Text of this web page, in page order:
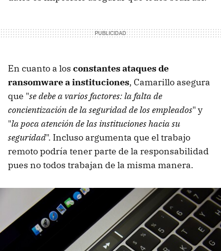
En cuanto a los constantes ataques de
ransomware a instituciones, Camarillo asegura
que "se debe a varios factores: la falta de
concientización de la seguridad de los empleados" y
"la poca atención de las instituciones hacia su
seguridad". Incluso argumenta que el trabajo
remoto podría tener parte de la responsabilidad
pues no todos trabajan de la misma manera.